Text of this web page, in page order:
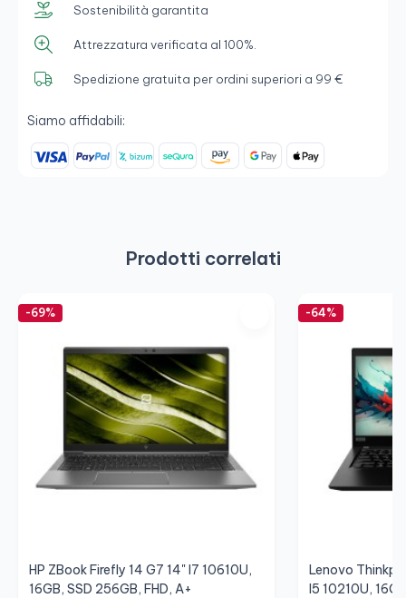
Sostenibilità garantita
Attrezzatura verificata al 100%.
Spedizione gratuita per ordini superiori a 99 €
Siamo affidabili:
Prodotti correlati
-69%
HP ZBook Firefly 14 G7 14" I7 10610U,
16GB, SSD 256GB, FHD, A+
-64%
Lenovo
I5 10210U,